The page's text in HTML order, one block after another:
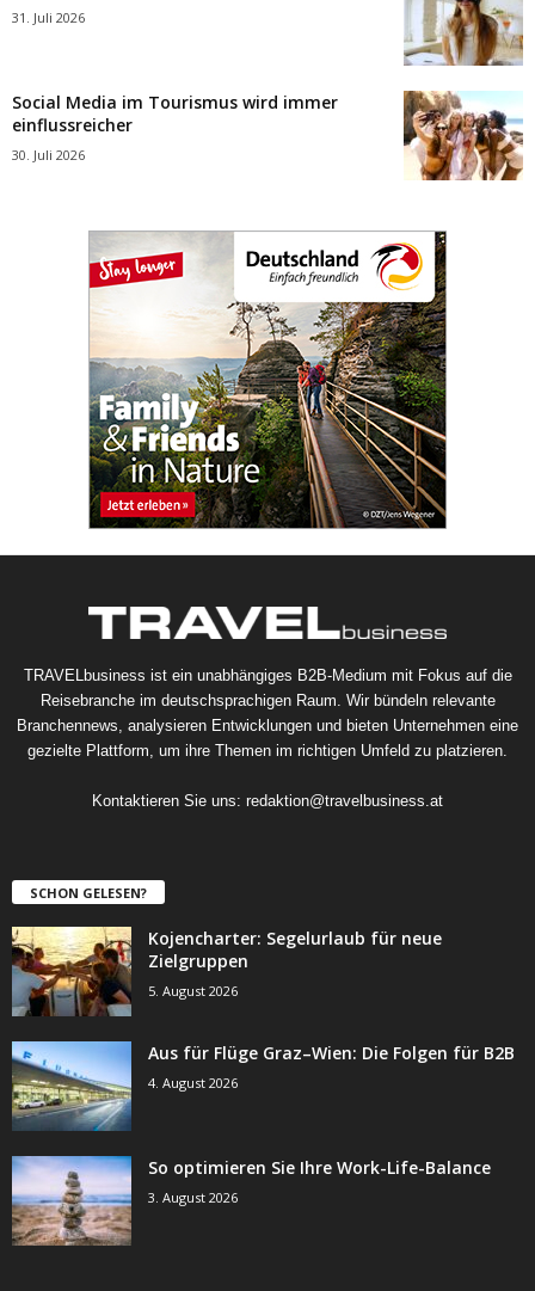
31. Juli 2026
Social Media im Tourismus wird immer
einflussreicher
30. Juli 2026
TRAVELbusiness ist ein unabhängiges B2B-Medium mit Fokus auf die
Reisebranche im deutschsprachigen Raum. Wir bündeln relevante
Branchennews, analysieren Entwicklungen und bieten Unternehmen eine
gezielte Plattform, um ihre Themen im richtigen Umfeld zu platzieren.
Kontaktieren Sie uns: redaktion@travelbusiness.at
SCHON GELESEN?
Kojencharter: Segelurlaub für neue
Zielgruppen
5. August 2026
Aus für Flüge Graz–Wien: Die Folgen für B2B
4. August 2026
So optimieren Sie Ihre Work-Life-Balance
3. August 2026